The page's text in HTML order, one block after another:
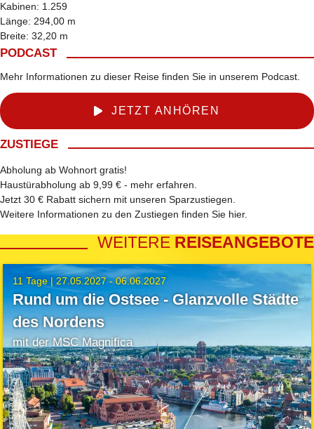
Kabinen: 1.259
Länge: 294,00 m
Breite: 32,20 m
PODCAST
Mehr Informationen zu dieser Reise finden Sie in unserem Podcast.
JETZT ANHÖREN
ZUSTIEGE
Abholung ab Wohnort gratis!
Haustürabholung ab 9,99 € - mehr erfahren
Jetzt 30 € Rabatt sichern mit unseren Sparzustiegen
Weitere Informationen zu den Zustiegen finden Sie hier.
WEITERE REISEANGEBOTE
11 Tage | 27.05.2027 - 06.06.2027
Rund um die Ostsee - Glanzvolle Städte
des Nordens
mit der MSC Magnifica